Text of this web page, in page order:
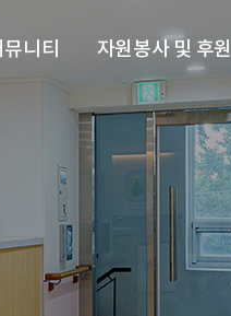
니티
표
자원봉사 및 후원
자원봉사
후원